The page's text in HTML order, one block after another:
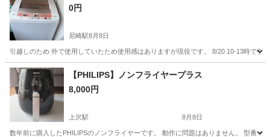
0円
尼崎駅8月8日
引越しのため 外で使用していたため使用感はありますが現役です。 8/20 10-13時で引
兵庫 尼崎市 生活家電 現役
【PHILIPS】ノンフライヤープラス
8,000円
上沢駅 8月8日
数年前に購入したPHILIPSのノンフライヤーです。 動作に問題はありません。 型番